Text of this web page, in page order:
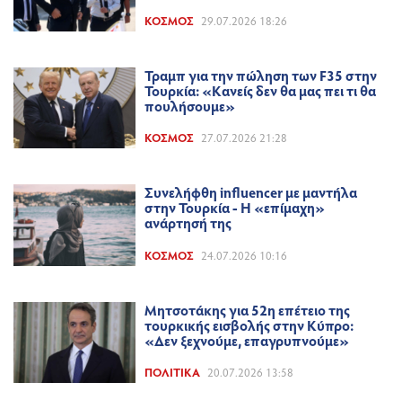
ΚΌΣΜΟΣ 29.07.2026 18:26
Τραμπ για την πώληση των F35 στην
Τουρκία: «Κανείς δεν θα μας πει τι θα
πουλήσουμε»
ΚΌΣΜΟΣ 27.07.2026 21:28
Συνελήφθη influencer με μαντήλα
στην Τουρκία - Η «επίμαχη»
ανάρτησή της
ΚΌΣΜΟΣ 24.07.2026 10:16
Μητσοτάκης για 52η επέτειο της
τουρκικής εισβολής στην Κύπρο:
«Δεν ξεχνούμε, επαγρυπνούμε»
ΠΟΛΙΤΙΚΆ 20.07.2026 13:58